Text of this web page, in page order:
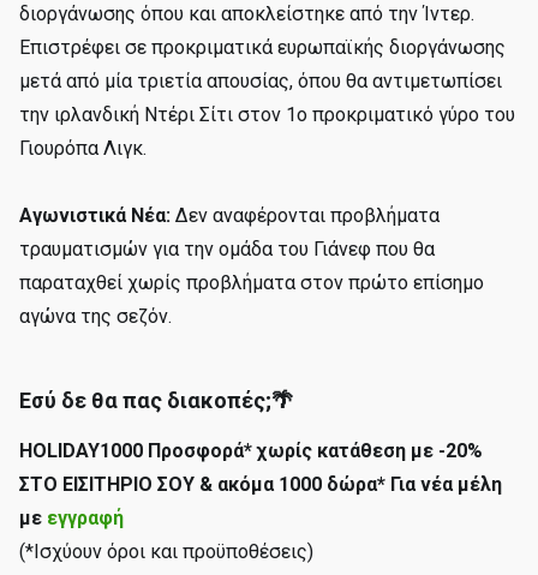
διοργάνωσης όπου και αποκλείστηκε από την Ίντερ.
Επιστρέφει σε προκριματικά ευρωπαϊκής διοργάνωσης
μετά από μία τριετία απουσίας, όπου θα αντιμετωπίσει
την ιρλανδική Ντέρι Σίτι στον 1ο προκριματικό γύρο του
Γιουρόπα Λιγκ.
Αγωνιστικά Νέα: Δεν αναφέρονται προβλήματα
τραυματισμών για την ομάδα του Γιάνεφ που θα
παραταχθεί χωρίς προβλήματα στον πρώτο επίσημο
αγώνα της σεζόν.
Εσύ δε θα πας διακοπές;🌴
HOLIDAY1000 Προσφορά* χωρίς κατάθεση με -20%
ΣΤΟ ΕΙΣΙΤΗΡΙΟ ΣΟΥ & ακόμα 1000 δώρα* Για νέα μέλη
με εγγραφή
(*Ισχύουν όροι και προϋποθέσεις)